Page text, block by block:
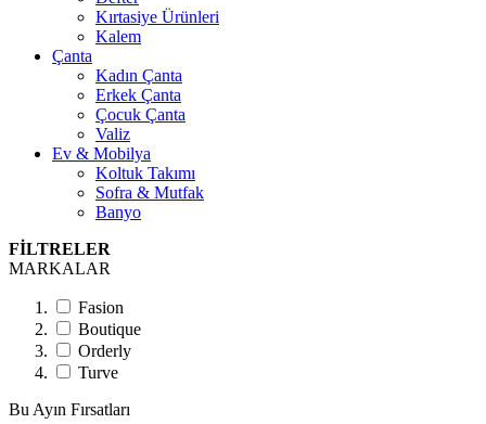
Kırtasiye Ürünleri
Kalem
Çanta
Kadın Çanta
Erkek Çanta
Çocuk Çanta
Valiz
Ev & Mobilya
Koltuk Takımı
Sofra & Mutfak
Banyo
FİLTRELER
MARKALAR
Fasion
Boutique
Orderly
Turve
Bu Ayın Fırsatları